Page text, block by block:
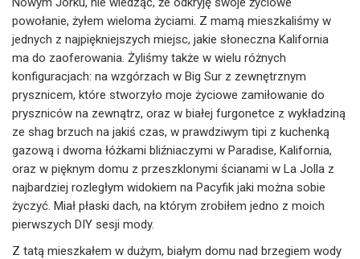
powołanie, żyłem wieloma życiami. Z mamą mieszkaliśmy w
jednych z najpiękniejszych miejsc, jakie słoneczna Kalifornia
ma do zaoferowania. Żyliśmy także w wielu różnych
konfiguracjach: na wzgórzach w Big Sur z zewnętrznym
prysznicem, które stworzyło moje życiowe zamiłowanie do
pryszniców na zewnątrz, oraz w białej furgonetce z wykładziną
ze shag brzuch na jakiś czas, w prawdziwym tipi z kuchenką
gazową i dwoma łóżkami bliźniaczymi w Paradise, Kalifornia,
oraz w pięknym domu z przeszklonymi ścianami w La Jolla z
najbardziej rozległym widokiem na Pacyfik jaki można sobie
życzyć. Miał płaski dach, na którym zrobiłem jedno z moich
pierwszych DIY sesji mody.
Z tatą mieszkałem w dużym, białym domu nad brzegiem wody